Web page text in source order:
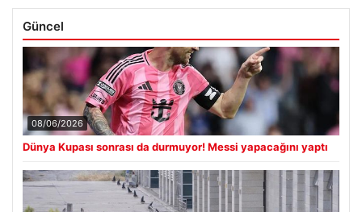
Güncel
08/06/2026
Dünya Kupası sonrası da durmuyor! Messi yapacağını yaptı